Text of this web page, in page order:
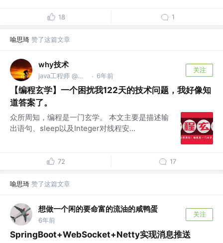
18 1
喻思琦 赞了这篇文章
why技术
java工程师 @公众号【why技术】 · 6年前
关注
【编程玄学】一个困扰我122天的技术问题，我好像知
道答案了。
众所周知，编程是一门玄学。 本文主要是描述输
出语句、sleep以及Integer对线程安...
72 17
喻思琦 赞了这篇文章
想做一个闲的要命富的流油的咸鸭蛋
6年前
关注
SpringBoot+WebSocket+Netty实现消息推送